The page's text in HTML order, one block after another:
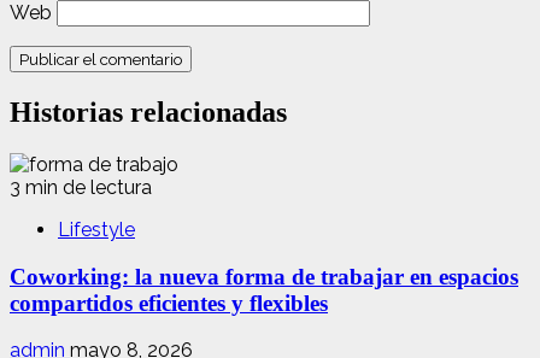
Web
Historias relacionadas
3 min de lectura
Lifestyle
Coworking: la nueva forma de trabajar en espacios
compartidos eficientes y flexibles
admin mayo 8, 2026